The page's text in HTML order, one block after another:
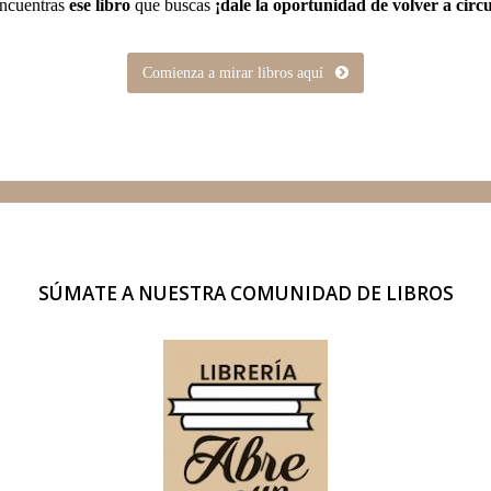
ese libro que buscas¡dale la oportunidad de volver a
Comienza a mirar libros aquí
SÚMATE A NUESTRACOMUNIDAD DE LIBROS